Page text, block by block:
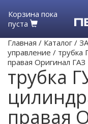
Корзина пока
пуста
Главная / Каталог /
управление / трубка
правая Оригинал ГАЗ
трубка
правая